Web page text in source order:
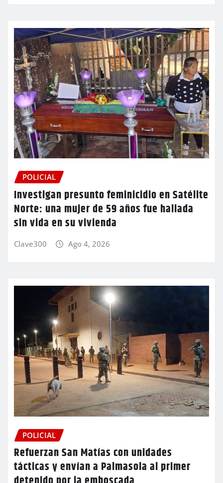
POLICIAL
Investigan presunto feminicidio en Satélite
Norte: una mujer de 59 años fue hallada
sin vida en su vivienda
Clave300 Ago 4, 2026
POLICIAL
Refuerzan San Matías con unidades
tácticas y envían a Palmasola al primer